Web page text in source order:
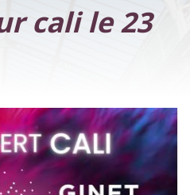
cali le 23